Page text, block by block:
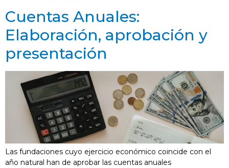
Cuentas Anuales:
Elaboración, aprobación y
presentación
Las fundaciones cuyo ejercicio económico coincide con el
año natural han de aprobar las cuentas anuales